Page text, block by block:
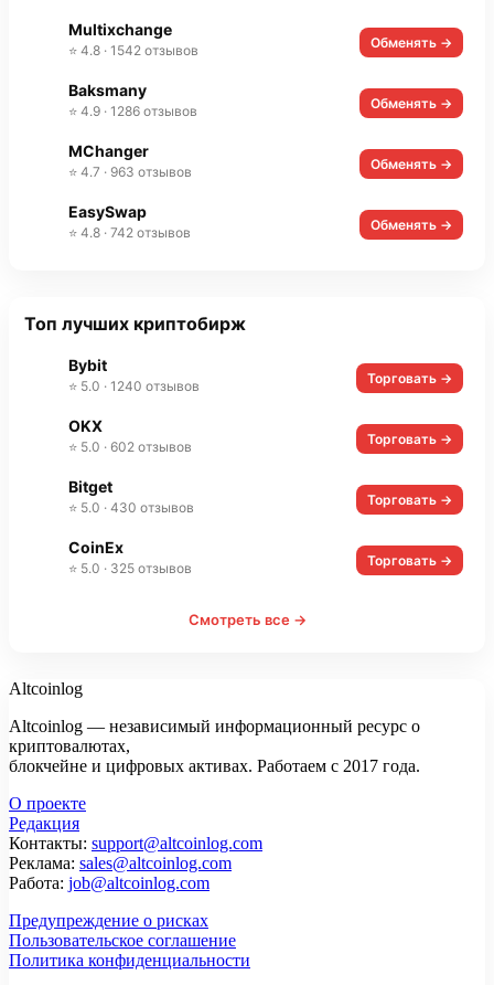
Multixchange
⭐ 4.8 · 1542 отзывов Обменять →
Baksmany
⭐ 4.9 · 1286 отзывов Обменять →
MChanger
⭐ 4.7 · 963 отзывов Обменять →
EasySwap
⭐ 4.8 · 742 отзывов Обменять →
Топ лучших криптобирж
Bybit
⭐ 5.0 · 1240 отзывов Торговать →
OKX
⭐ 5.0 · 602 отзывов Торговать →
Bitget
⭐ 5.0 · 430 отзывов Торговать →
CoinEx
⭐ 5.0 · 325 отзывов Торговать →
Смотреть все →
Altcoinlog
Altcoinlog — независимый информационный ресурс о
криптовалютах,
блокчейне и цифровых активах. Работаем с 2017 года.
О проекте
Редакция
Контакты: support@altcoinlog.com
Реклама: sales@altcoinlog.com
Работа: job@altcoinlog.com
Предупреждение о рисках
Пользовательское соглашение
Политика конфиденциальности